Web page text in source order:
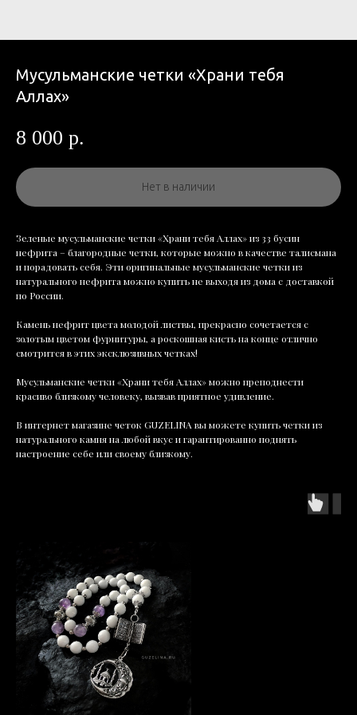
Мусульманские четки «Храни тебя
Аллах»
8 000 р.
Нет в наличии
Зеленые мусульманские четки «Храни тебя Аллах» из 33 бусин
нефрита – благородные четки, которые можно в качестве талисмана
и порадовать себя. Эти оригинальные мусульманские четки из
натурального нефрита можно купить не выходя из дома с доставкой
по России.
Камень нефрит цвета молодой листвы, прекрасно сочетается с
золотым цветом фурнитуры, а роскошная кисть на конце отлично
смотрится в этих эксклюзивных четках!
Мусульманские четки «Храни тебя Аллах» можно преподнести
красиво близкому человеку, вызвав приятное удивление.
В интернет магазине четок GUZELINA вы можете купить четки из
натурального камня на любой вкус и гарантированно поднять
настроение себе или своему близкому.